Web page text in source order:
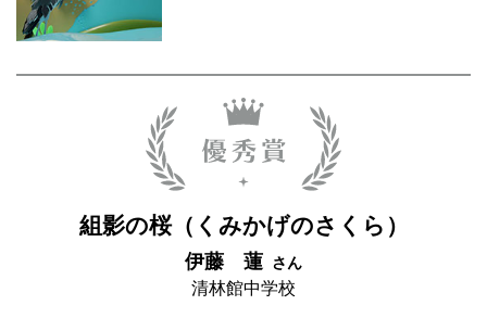
組影の桜（くみかげのさくら）
伊藤 蓮 さん
清林館中学校